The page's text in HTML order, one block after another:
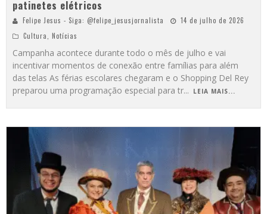
patinetes elétricos
Felipe Jesus - Siga: @felipe_jesusjornalista
14 de julho de 2026
Cultura
Notícias
Campanha acontece durante todo o mês de julho e vai
incentivar momentos de conexão entre famílias para além
das telas As férias escolares chegaram e o Shopping Del Rey
preparou uma programação especial para tr... LEIA MAIS...